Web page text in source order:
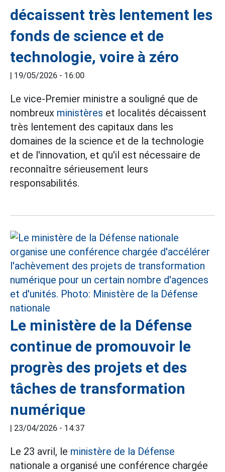
décaissent très lentement les
fonds de science et de
technologie, voire à zéro
| 19/05/2026 - 16:00
Le vice-Premier ministre a souligné que de
nombreux ministères et localités décaissent
très lentement des capitaux dans les
domaines de la science et de la technologie
et de l'innovation, et qu'il est nécessaire de
reconnaître sérieusement leurs
responsabilités.
Le ministère de la Défense
continue de promouvoir le
progrès des projets et des
tâches de transformation
numérique
| 23/04/2026 - 14:37
Le 23 avril, le ministère de la Défense
nationale a organisé une conférence chargée